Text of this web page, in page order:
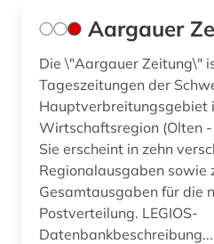
bergbau (1)
berichterstattung (1)
berlin (25)
berliner zeitung (1)
bern (3)
Aargauer
Die \"Aargauer Zeitung\"
Tageszeitungen der
Hauptverbreitungsgebiet
Wirtschaftsregion (Olten
Sie erscheint in zehn
Regionalausgaben sowie
Gesamtausgaben für die
Postverteilung. LEGIOS-
Datenbankbeschreibung...